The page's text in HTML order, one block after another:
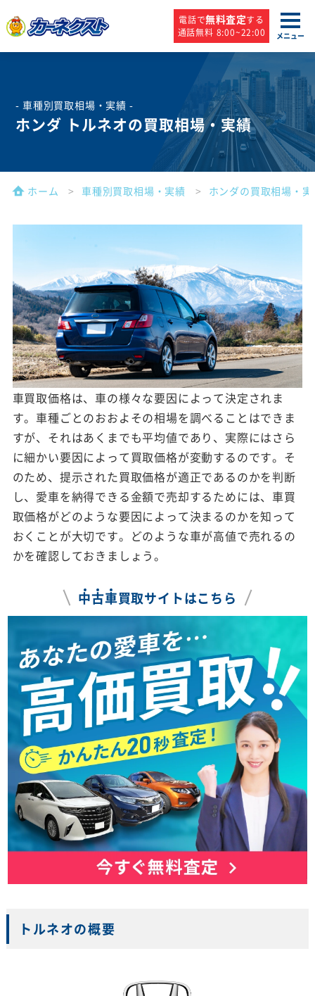
電話で無料査定する
通話無料 8:00~22:00
メニュー
- 車種別買取相場・実績 -
ホンダ トルネオの買取相場・実績
ホーム 車種別買取相場・実績 ホンダの買取相場・
車買取価格は、車の様々な要因によって決定されま
す。車種ごとのおおよその相場を調べることはできま
すが、それはあくまでも平均値であり、実際にはさら
に細かい要因によって買取価格が変動するのです。そ
のため、提示された買取価格が適正であるのかを判断
し、愛車を納得できる金額で売却するためには、車買
取価格がどのような要因によって決まるのかを知って
おくことが大切です。どのような車が高値で売れるの
かを確認しておきましょう。
中古車買取サイトはこちら
トルネオの概要